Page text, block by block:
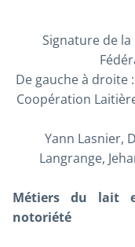
Signature de
De gauche à droite
Coopération
Yann Lasnier,
Langrange,
Métiers du lait
notoriété